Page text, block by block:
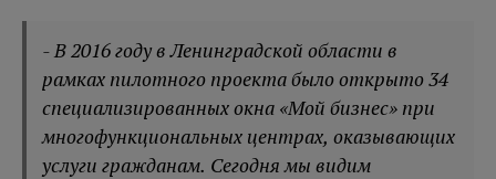
- В 2016 году в Ленинградской области в
рамках пилотного проекта было открыто 34
специализированных окна «Мой бизнес» при
многофункциональных центрах, оказывающих
услуги гражданам. Сегодня мы видим